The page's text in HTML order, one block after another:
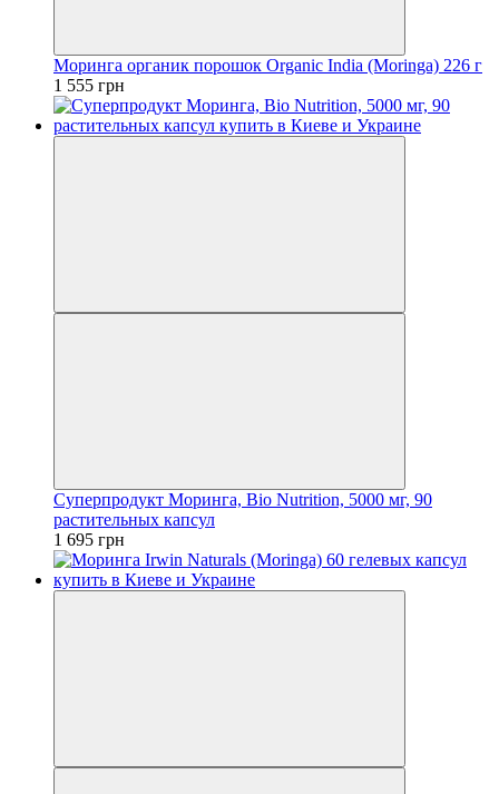
Моринга органик порошок Organic India (Moringa) 226 г
1 555 грн
Суперпродукт Моринга, Bio Nutrition, 5000 мг, 90
растительных капсул
1 695 грн